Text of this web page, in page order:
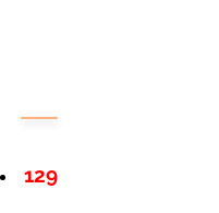
129